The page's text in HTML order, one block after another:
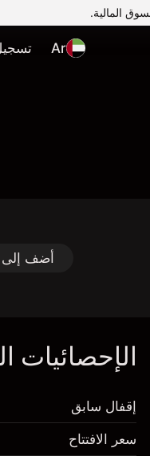
Ar
أضف إلى
الإحصائيات
إقفال سابق
سعر الافتتاح